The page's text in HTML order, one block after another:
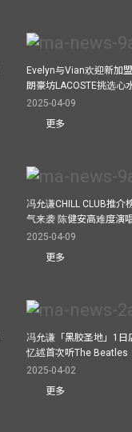
Evelyn与Vian欢迎新加
朗豪坊LACOSTE挑选心
2025-04-09
更多
冯允谦CHILL CLUB推介
气来袭 陈健安高难度演
2025-04-09
更多
冯允谦「黑胶圣地」1日
忆述首次听The Beatles
2025-04-02
更多